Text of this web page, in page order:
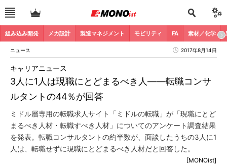
組み込み開発 メカ設計 製造マネジメント モビリティ FA 素材／化学
ニュース 2017年8月14日
3人に1人は現職にとどまるべき人――転職コンサ
ルタントの44％が回答
キャリアニュース
ミドル層専用の転職求人サイト「ミドルの転職」が「現職にとど
まるべき人材・転職すべき人材」についてのアンケート調査結果
を発表。転職コンサルタントの約半数が、面談したうちの3人に1
人は、転職せずに現職にとどまるべき人材だと回答した。
[MONOist]